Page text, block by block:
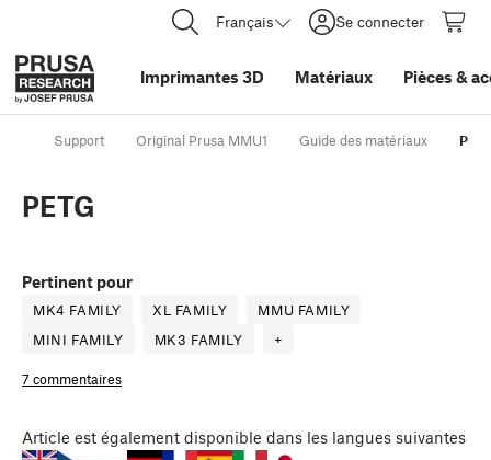
Français Se connecter
Imprimantes 3D Matériaux Pièces &
Support Original Prusa MMU1 Guide des matériaux
PETG
Pertinent pour
MK4 FAMILY XL FAMILY
MMU FAMILY
MINI FAMILY
MK3 FAMILY +
7 commentaires
Article est également disponible dans les langues suivantes